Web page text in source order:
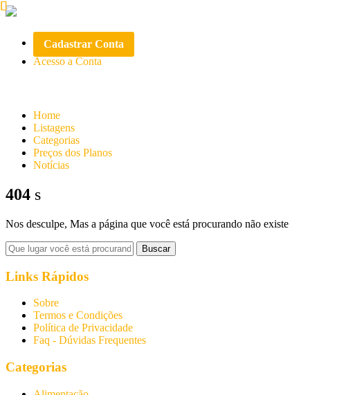
Cadastrar Conta
Acesso a Conta
Home
Listagens
Categorias
Preços dos Planos
Notícias
404
Nos desculpe, Mas a página que você está procurando não existe
Links Rápidos
Sobre
Termos e Condições
Política de Privacidade
Faq - Dúvidas Frequentes
Categorias